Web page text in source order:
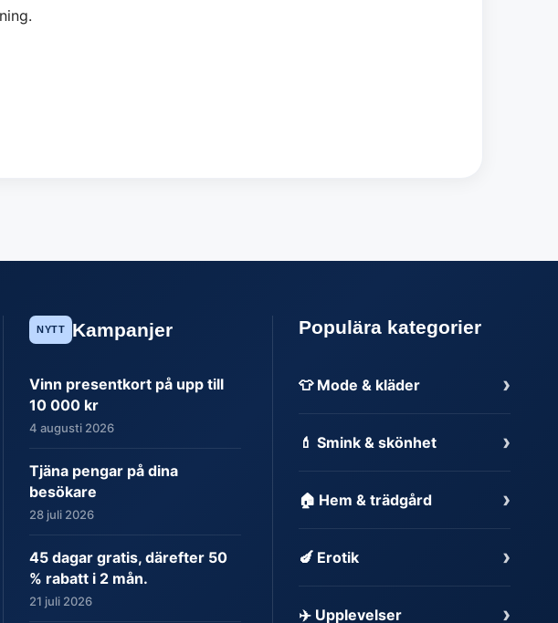
NYTT Kampanjer
Vinn presentkort på upp till
10 000 kr
4 augusti 2026
Tjäna pengar på dina
besökare
28 juli 2026
45 dagar gratis, därefter 50
% rabatt i 2 mån.
21 juli 2026
Populära kategorier
👕 Mode & kläder ›
💄 Smink & skönhet ›
🏠 Hem & trädgård ›
🍆 Erotik ›
✈️ Upplevelser ›